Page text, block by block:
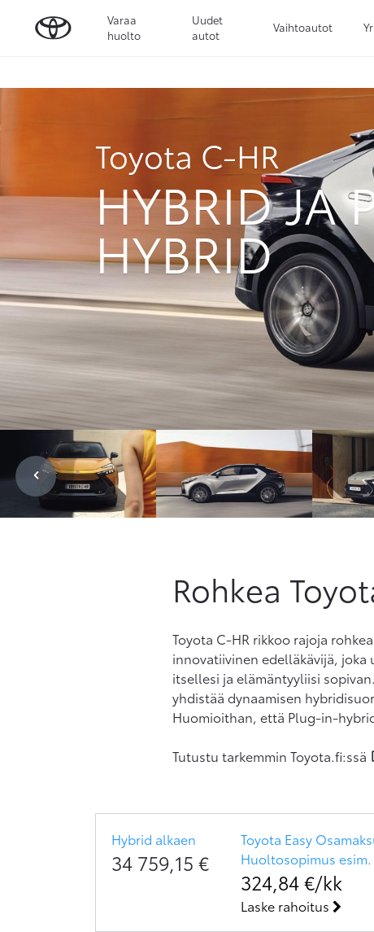
Varaa
huolto
Uudet
autot
Vaihtoautot
Toyota C-HR
HYBRID JA
HYBRID
Rohkea
Toyota C-HR rikkoo rajoja
innovatiivinen edelläkävijä,
itsellesi ja elämäntyyliisi
yhdistää dynaamisen
Huomioithan, että Plug-in-
Tutustu tarkemmin Toyota.fi:ssä
Hybrid alkaen
34 759,15 €
Toyota Easy
Huoltosopimus esim.
324,84€/kk
Laske rahoitus